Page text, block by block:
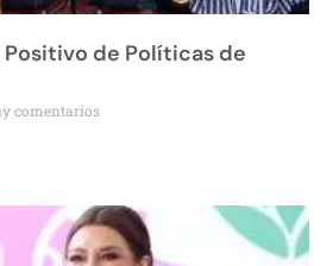
de Políticas de
comentarios